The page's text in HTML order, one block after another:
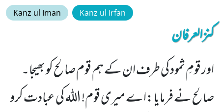
Kanz ul Iman Kanz ul Irfan
کنزالعرفان
اور قومِ ثمود کی طرف ان کے ہم قوم صالح کو بھیجا۔
صالح نے فرمایا :اے میری قوم! اللہ کی عبادت کرو